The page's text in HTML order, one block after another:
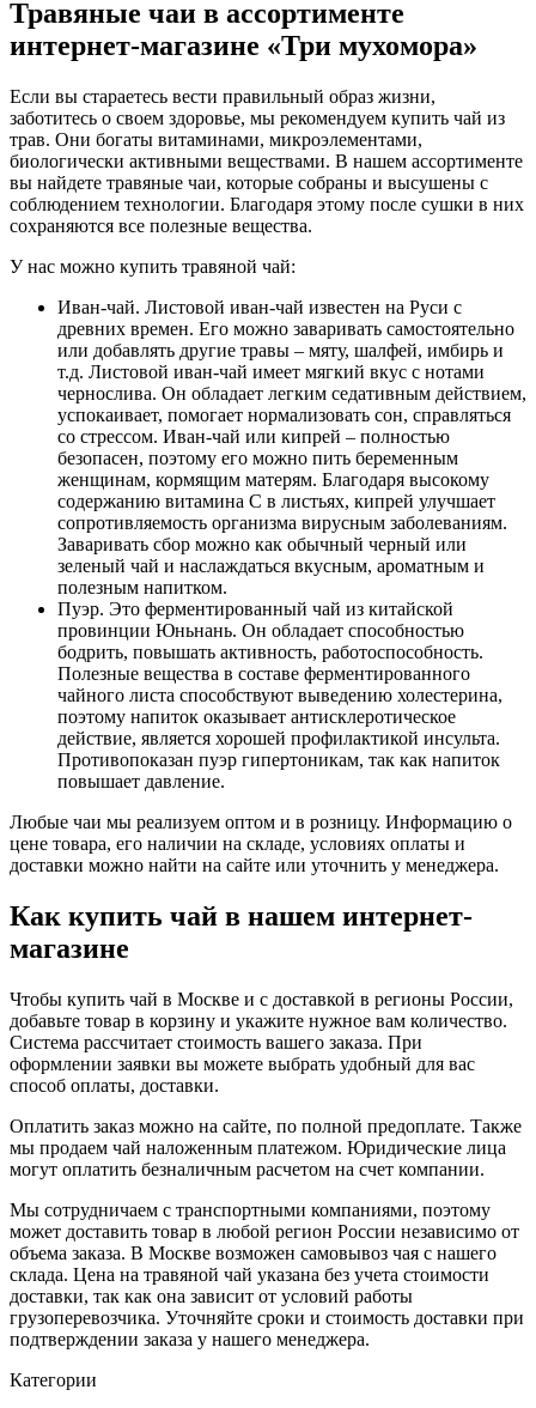
Травяные чаи в ассортименте
интернет-магазине «Три мухомора»
Если вы стараетесь вести правильный образ жизни,
заботитесь о своем здоровье, мы рекомендуем купить чай из
трав. Они богаты витаминами, микроэлементами,
биологически активными веществами. В нашем ассортименте
вы найдете травяные чаи, которые собраны и высушены с
соблюдением технологии. Благодаря этому после сушки в них
сохраняются все полезные вещества.
У нас можно купить травяной чай:
Иван-чай. Листовой иван-чай известен на Руси с
древних времен. Его можно заваривать самостоятельно
или добавлять другие травы – мяту, шалфей, имбирь и
т.д. Листовой иван-чай имеет мягкий вкус с нотами
чернослива. Он обладает легким седативным действием,
успокаивает, помогает нормализовать сон, справляться
со стрессом. Иван-чай или кипрей – полностью
безопасен, поэтому его можно пить беременным
женщинам, кормящим матерям. Благодаря высокому
содержанию витамина C в листьях, кипрей улучшает
сопротивляемость организма вирусным заболеваниям.
Заваривать сбор можно как обычный черный или
зеленый чай и наслаждаться вкусным, ароматным и
полезным напитком.
Пуэр. Это ферментированный чай из китайской
провинции Юньнань. Он обладает способностью
бодрить, повышать активность, работоспособность.
Полезные вещества в составе ферментированного
чайного листа способствуют выведению холестерина,
поэтому напиток оказывает антисклеротическое
действие, является хорошей профилактикой инсульта.
Противопоказан пуэр гипертоникам, так как напиток
повышает давление.
Любые чаи мы реализуем оптом и в розницу. Информацию о
цене товара, его наличии на складе, условиях оплаты и
доставки можно найти на сайте или уточнить у менеджера.
Как купить чай в нашем интернет-
магазине
Чтобы купить чай в Москве и с доставкой в регионы России,
добавьте товар в корзину и укажите нужное вам количество.
Система рассчитает стоимость вашего заказа. При
оформлении заявки вы можете выбрать удобный для вас
способ оплаты, доставки.
Оплатить заказ можно на сайте, по полной предоплате. Также
мы продаем чай наложенным платежом. Юридические лица
могут оплатить безналичным расчетом на счет компании.
Мы сотрудничаем с транспортными компаниями, поэтому
может доставить товар в любой регион России независимо от
объема заказа. В Москве возможен самовывоз чая с нашего
склада. Цена на травяной чай указана без учета стоимости
доставки, так как она зависит от условий работы
грузоперевозчика. Уточняйте сроки и стоимость доставки при
подтверждении заказа у нашего менеджера.
Категории